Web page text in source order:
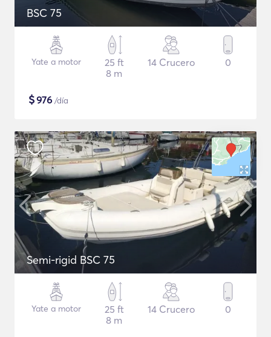
BSC 75
Yate a motor
25 ft
8 m
14 Crucero 0
$976 /día
Semi-rigid BSC 75
Yate a motor
25 ft
8 m
14 Crucero 0